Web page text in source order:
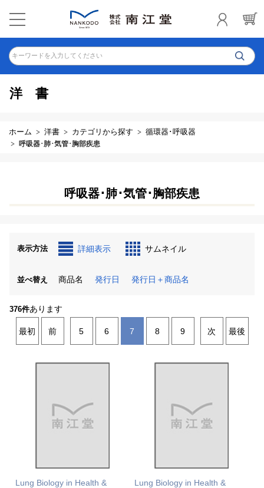
キーワードを入力してください
洋書
ホーム 洋書 カテゴリから探す 循環器･呼吸器
呼吸器･肺･気管･胸部疾患
呼吸器･肺･気管･胸部疾患
表示方法 詳細表示 サムネイル
並べ替え 商品名 発行日 発行日＋商品名
376件あります
最初 前 5 6 7 8 9 次 最後
Lung Biology in Health &
Lung Biology in Health &